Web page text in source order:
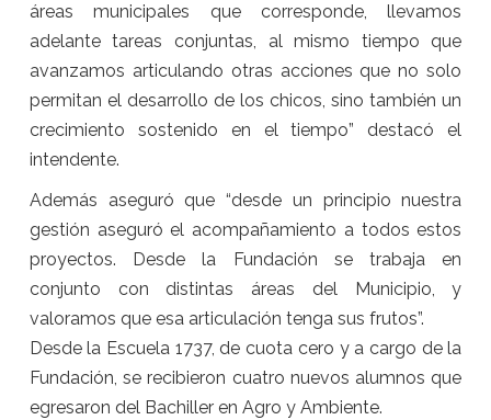
áreas municipales que corresponde, llevamos
adelante tareas conjuntas, al mismo tiempo que
avanzamos articulando otras acciones que no solo
permitan el desarrollo de los chicos, sino también un
crecimiento sostenido en el tiempo” destacó el
intendente.
Además aseguró que “desde un principio nuestra
gestión aseguró el acompañamiento a todos estos
proyectos. Desde la Fundación se trabaja en
conjunto con distintas áreas del Municipio, y
valoramos que esa articulación tenga sus frutos”.
Desde la Escuela 1737, de cuota cero y a cargo de la
Fundación, se recibieron cuatro nuevos alumnos que
egresaron del Bachiller en Agro y Ambiente.